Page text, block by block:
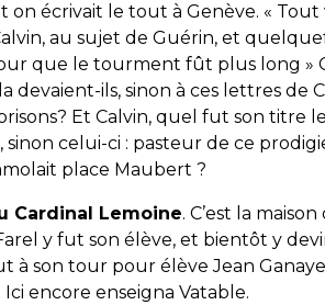
on écrivait le tout à Genève. «
au sujet de Guérin, et
que le tourment fût plus long »
devaient-ils, sinon à ces lettres de
Et Calvin, quel fut son titre
sinon celui-ci : pasteur de ce
place Maubert ?
Cardinal Lemoine. C’est la
y fut son élève, et bientôt y
à son tour pour élève Jean
encore enseigna Vatable.